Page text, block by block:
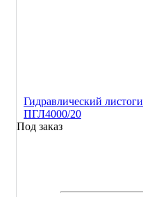
Гидравлический
ПГЛ4000/20
Под заказ